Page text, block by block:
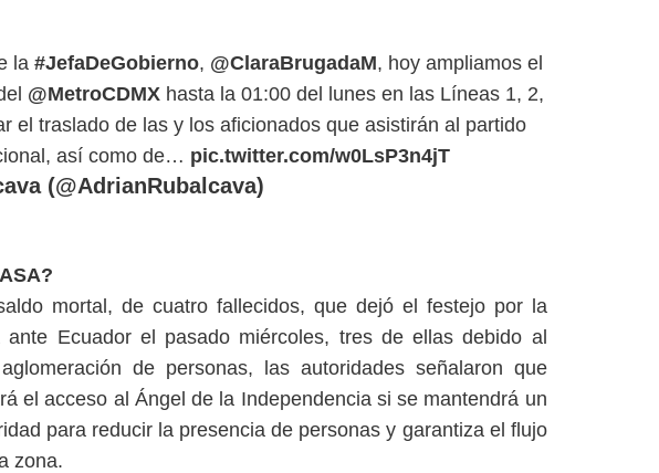
la #JefaDeGobierno, @ClaraBrugadaM, hoy ampliamos el
@MetroCDMX hasta la 01:00 del lunes en las Líneas 1, 2,
el traslado de las y los aficionados que asistirán al partido
así como de… pic.twitter.com/w0LsP3n4jT
(@AdrianRubalcava)
mortal, de cuatro fallecidos, que dejó el festejo por la
ante Ecuador el pasado miércoles, tres de ellas debido al
de personas, las autoridades señalaron que
el acceso al Ángel de la Independencia si se mantendrá un
para reducir la presencia de personas y garantiza el flujo
zona.